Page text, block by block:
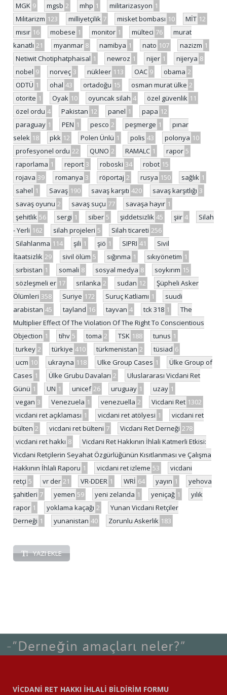
MGK 9 mgsb 2 mhp 1 militarizasyon 1
Militarizm 123 milliyetçilik 7 misket bombası 10 MİT 12
mısır 16 mobese 1 monitor 1 mülteci 76
murat
kanatlı 21 myanmar 8 namibya 1 nato 107 nazizm 1
Netiwit Chotiphatphaisal 1 newroz 1 nijer 1 nijerya 8
nobel 9 norveç 3 nükleer 113 OAC 9 obama 2
ODTÜ 1 ohal 43 ortadoğu 15 osman murat ülke 2
otorite 1 Oyak 10 oyuncak silah 4 özel güvenlik 11
özel ordu 4 Pakistan 12 panel 1 papa 12
paraguay 1 PEN 1 pesco 2 peşmerge 1
pınar
selek 18 pkk 12 Polen Ünlü 1 polis 43 polonya 10
profesyonel ordu 22 QUNO 2 RAMALC 1 rapor 5
raporlama 1 report 3 roboski 34 robot 15
rojava 39 romanya 3 röportaj 2 rusya 150 sağlık 1
sahel 1 Savaş 190 savaş karşıtı 420 savaş karşıtlığı 3
savaş oyunu 2 savaş suçu 77 savaşa hayır 1
şehitlik 56 sergi 1 siber 5 şiddetsizlik 45 şiir 4
Silah
- Yerli 162 silah projeleri 5 Silah ticareti 256
Silahlanma 114 şili 1 şiö 1 SIPRI 41
Sivil
İtaatsizlik 29 sivil ölüm 5 sığınma 1 sıkıyönetim 1
sırbistan 1 somali 8 sosyal medya 8 soykırım 15
sözleşmeli er 17 srilanka 2 sudan 12
Şüpheli Asker
Ölümleri 358 Suriye 172 Suruç Katliamı 1
suudi
arabistan 45 tayland 16 tayvan 4 tck 318 1
The
Multiplier Effect Of The Violation Of The Right To Conscientious
Objection 1 tihv 5 toma 2 TSK 188 tunus 1
turkey 2 türkiye 410 türkmenistan 2 tüsiad 6
ucm 10 ukrayna 118 Ulke Group Cases 1
Ülke Group of
Cases 1 Ülke Grubu Davaları 2
Uluslararası Vicdani Ret
Günü 1 UN 1 unicef 26 uruguay 1 uzay 1
vegan 3 Venezuela 1 venezuella 2 Vicdani Ret 1302
vicdani ret açıklaması 1 vicdani ret atölyesi 1
vicdani ret
bülten 2 vicdani ret bülteni 7 Vicdani Ret Derneği 278
vicdani ret hakkı 8
Vicdani Ret Hakkının İhlali Katmerli Etkisi:
Vicdani Retçilerin Seyahat Özgürlüğünün Kısıtlanması ve Çalışma
Hakkının İhlali Raporu 1 vicdani ret izleme 53
vicdani
retçi 5 vr der 21 VR-DDER 1 WRİ 64 yayın 1
yehova
şahitleri 7 yemen 59 yeni zelanda 1 yeniçağ 1
yılık
rapor 1 yoklama kaçağı 2
Yunan Vicdani Retçiler
Derneği 1 yunanistan 40 Zorunlu Askerlik 183
YAZI EKLE
VİCDANİ RET HAKKI İHLALİ BİLDİRİM FORMU